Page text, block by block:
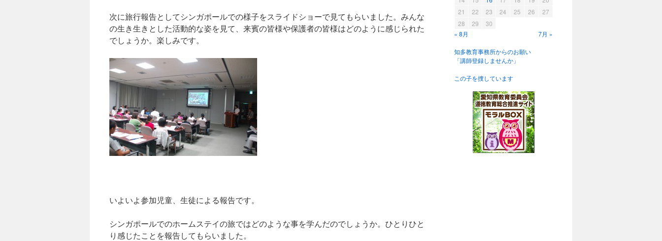
次に旅行報告としてシンガポールでの様子をスライドショーで見てもらいました。みんな
の生き生きとした活動的な姿を見て、来賓の皆様や保護者の皆様はどのように感じられた
でしょうか。楽しみです。
いよいよ参加児童、生徒による報告です。
シンガポールでのホームステイの旅ではどのような事を学んだのでしょうか。ひとりひと
り感じたことを報告してもらいました。
21
22 23 24 25 26
27
28
29
30
« 8月
7月 »
知多教育事務所からのお願い
「講師登録しませんか」
この子を捜しています